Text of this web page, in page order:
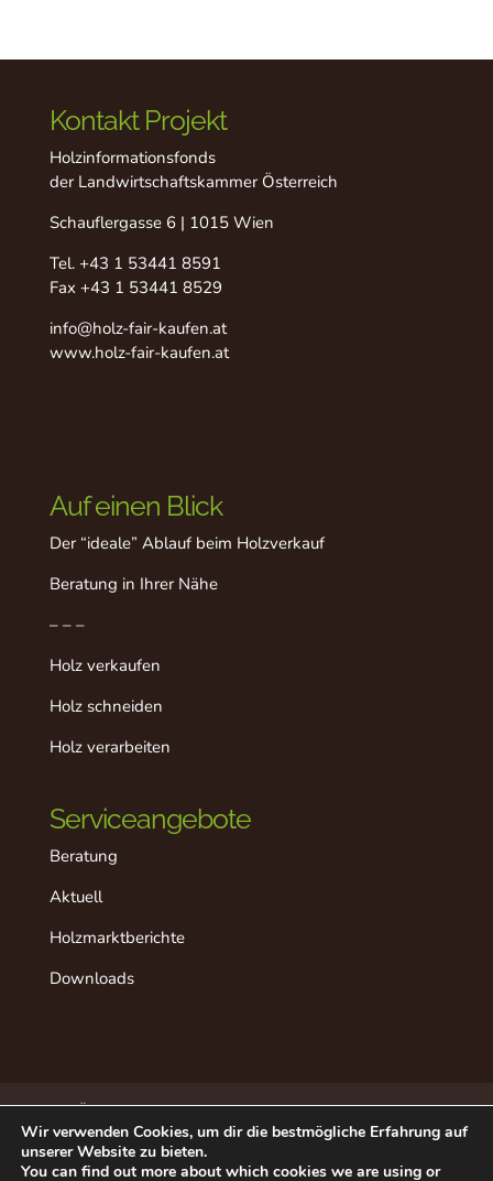
Kontakt Projekt
Holzinformationsfonds
der Landwirtschaftskammer Österreich
Schauflergasse 6 | 1015 Wien
Tel. +43 1 53441 8591
Fax +43 1 53441 8529
info@holz-fair-kaufen.at
www.holz-fair-kaufen.at
Auf einen Blick
Der “ideale” Ablauf beim Holzverkauf
Beratung in Ihrer Nähe
– – –
Holz verkaufen
Holz schneiden
Holz verarbeiten
Serviceangebote
Beratung
Aktuell
Holzmarktberichte
Downloads
Über dieses Projekt
Der “ideale” Ablauf
Aktuell
Datenschutz
Impressum
Beratung in Ihrer Nähe
Kontakt
Wir verwenden Cookies, um dir die bestmögliche Erfahrung auf
unserer Website zu bieten.
You can find out more about which cookies we are using or